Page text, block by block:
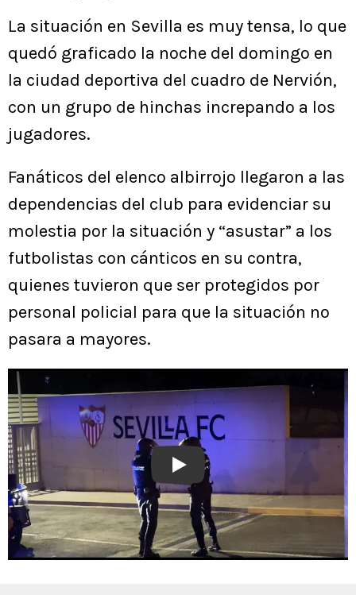
La situación en Sevilla es muy tensa, lo que
quedó graficado la noche del domingo en
la ciudad deportiva del cuadro de Nervión,
con un grupo de hinchas increpando a los
jugadores.
Fanáticos del elenco albirrojo llegaron a las
dependencias del club para evidenciar su
molestia por la situación y “asustar” a los
futbolistas con cánticos en su contra,
quienes tuvieron que ser protegidos por
personal policial para que la situación no
pasara a mayores.
Play